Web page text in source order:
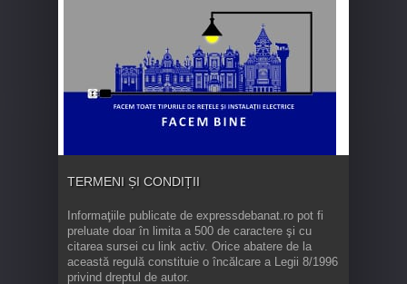
TERMENI ȘI CONDIȚII
Informaţiile publicate de expressdebanat.ro pot fi
preluate doar în limita a 500 de caractere şi cu
citarea sursei cu link activ. Orice abatere de la
această regulă constituie o încălcare a Legii 8/1996
privind dreptul de autor.